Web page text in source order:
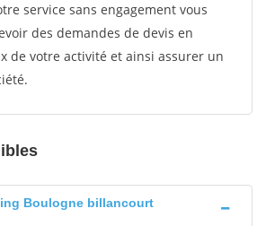
service sans engagement vous
des demandes de devis en
de votre activité et ainsi assurer un
Boulogne billancourt